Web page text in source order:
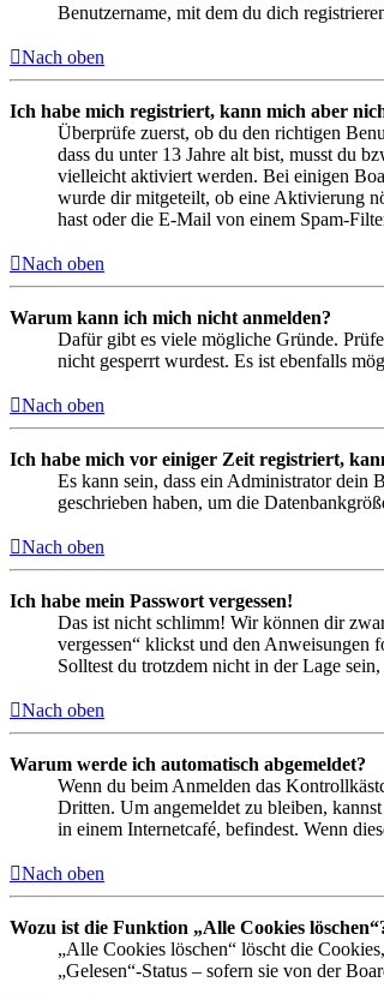
Benutzername, mit dem du dich
Nach oben
Ich habe mich registriert, kann mich aber
Überprüfe zuerst, ob du den richtigen
dass du unter 13 Jahre alt bist, musst du
vielleicht aktiviert werden. Bei einigen
wurde dir mitgeteilt, ob eine Aktivierung
hast oder die E-Mail von einem Spam-
Nach oben
Warum kann ich mich nicht anmelden?
Dafür gibt es viele mögliche Gründe.
nicht gesperrt wurdest. Es ist ebenfalls
Nach oben
Ich habe mich vor einiger Zeit registriert,
Es kann sein, dass ein Administrator dein
geschrieben haben, um die
Nach oben
Ich habe mein Passwort vergessen!
Das ist nicht schlimm! Wir können dir
vergessen“ klickst und den Anweisungen
Solltest du trotzdem nicht in der Lage
Nach oben
Warum werde ich automatisch abgemeldet?
Wenn du beim Anmelden das
Dritten. Um angemeldet zu bleiben,
in einem Internetcafé, befindest. Wenn
Nach oben
Wozu ist die Funktion „Alle Cookies
„Alle Cookies löschen“ löscht die
„Gelesen“-Status – sofern sie von der